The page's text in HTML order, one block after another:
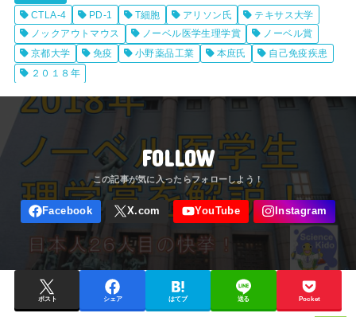
CTLA-4
PD-1 T細胞 アリソン氏
テキサス大学
ノックアウトマウス
ノーベル医学生理学賞
ノーベル賞
京都大学
免疫 小野薬品工業 本庶氏
自己免疫疾患
２０１８年
FOLLOW
ポスト シェア はてブ 送る Pocket